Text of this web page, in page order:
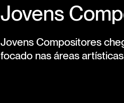
Jovens
Jovens Compositores
focado nas áreas